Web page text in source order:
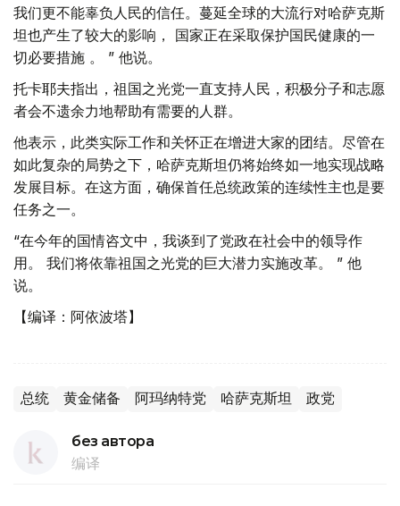
我们更不能辜负人民的信任。蔓延全球的大流行对哈萨克斯
坦也产生了较大的影响， 国家正在采取保护国民健康的一
切必要措施 。 ” 他说。
托卡耶夫指出，祖国之光党一直支持人民，积极分子和志愿
者会不遗余力地帮助有需要的人群。
他表示，此类实际工作和关怀正在增进大家的团结。尽管在
如此复杂的局势之下，哈萨克斯坦仍将始终如一地实现战略
发展目标。在这方面，确保首任总统政策的连续性主也是要
任务之一。
“在今年的国情咨文中，我谈到了党政在社会中的领导作
用。 我们将依靠祖国之光党的巨大潜力实施改革。 ” 他
说。
【编译：阿依波塔】
总统 黄金储备 阿玛纳特党 哈萨克斯坦 政党
без автора
编译